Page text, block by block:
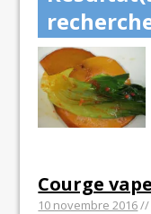
Courge
10 novembre 2016//